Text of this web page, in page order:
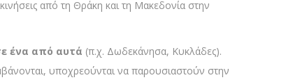
από τη Θράκη και τη Μακεδονία στην
ένα από αυτά (π.χ. Δωδεκάνησα, Κυκλάδες).
υποχρεούνται να παρουσιαστούν στην